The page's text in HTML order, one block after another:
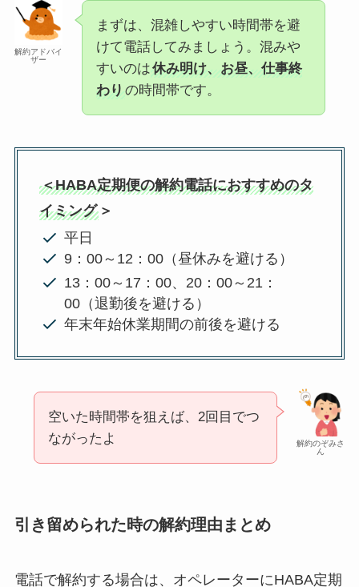
解約アドバイ
ザー
まずは、混雑しやすい時間帯を避
けて電話してみましょう。混みや
すいのは休み明け、お昼、仕事終
わり の時間帯です。
＜HABA定期便の解約電話におすすめのタ
イミング＞
平日
9：00～12：00（昼休みを避ける）
13：00～17：00、20：00～21：
00（退勤後を避ける）
年末年始休業期間の前後を避ける
解約のぞみさ
ん
空いた時間帯を狙えば、2回目でつ
ながったよ
引き留められた時の解約理由まとめ
電話で解約する場合は、オペレーターにHABA定期